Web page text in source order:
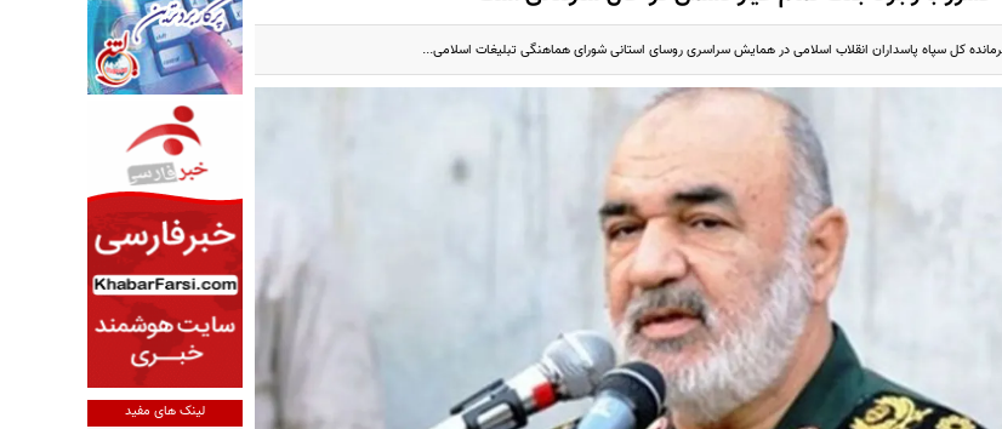
کل سپاه پاسداران انقلاب اسلامی در همایش سراسری روسای استانی شورای هماهنگی تبلیغات اسلامی...
لینک های مفید